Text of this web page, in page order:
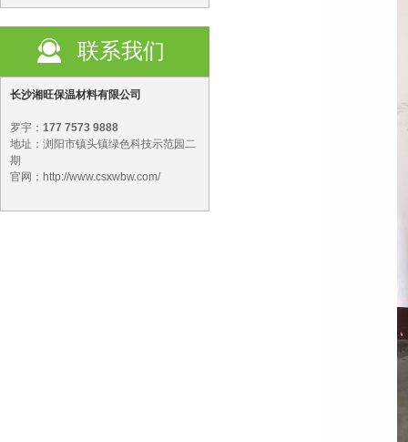
联系我们
长沙湘旺保温材料有限公司
罗宇： 177 7573 9888
地址：浏阳市镇头镇绿色科技示范园二
期
官网：http://www.csxwbw.com/